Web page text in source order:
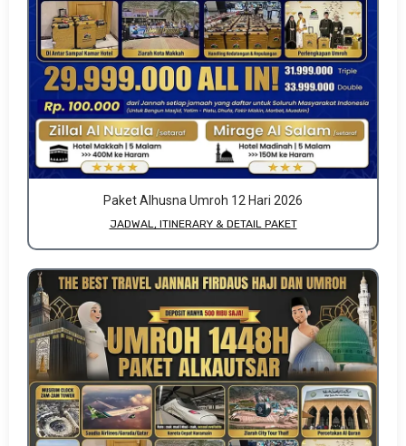
Paket Alhusna Umroh 12 Hari 2026
JADWAL, ITINERARY & DETAIL PAKET